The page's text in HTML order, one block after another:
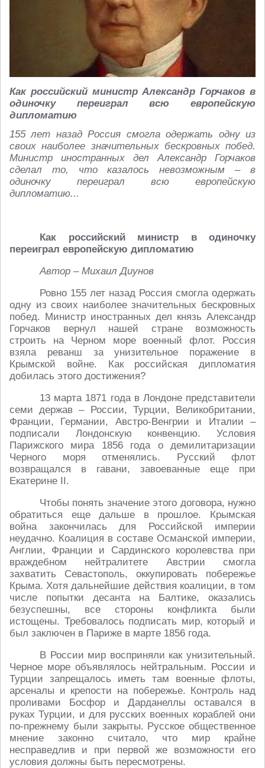
Как российский министр Александр Горчаков в
одиночку переиграл всю европейскую
дипломатию
155 лет назад Россия смогла одержать одну из
своих наиболее значительных бескровных побед.
Министр иностранных дел Александр Горчаков
сделал то, что казалось невозможным – в
одиночку переиграл всю европейскую
дипломатию...
Как российский министр в одиночку
переиграл европейскую дипломатию
Автор – Михаил Диунов
Ровно 155 лет назад Россия смогла одержать
одну из своих наиболее значительных бескровных
побед. Министр иностранных дел князь Александр
Горчаков вернул нашей стране возможность
строить на Черном море военный флот. Россия
взяла реванш за унизительное поражение в
Крымской войне. Как российская дипломатия
добилась этого достижения?
13 марта 1871 года в Лондоне представители
семи держав – России, Турции, Великобритании,
Франции, Германии, Австро-Венгрии и Италии –
подписали Лондонскую конвенцию. Условия
Парижского мира 1856 года о демилитаризации
Черного моря отменялись. Русский флот
возвращался в гавани, завоеванные еще при
Екатерине II.
Чтобы понять значение этого договора, нужно
обратиться еще дальше в прошлое. Крымская
война закончилась для Российской империи
неудачно. Коалиция в составе Османской империи,
Англии, Франции и Сардинского королевства при
враждебном нейтралитете Австрии смогла
захватить Севастополь, оккупировать побережье
Крыма. Хотя дальнейшие действия коалиции, в том
числе попытки десанта на Балтике, оказались
безуспешны, все стороны конфликта были
истощены. Требовалось подписать мир, который и
был заключен в Париже в марте 1856 года.
В России мир восприняли как унизительный.
Черное море объявлялось нейтральным. России и
Турции запрещалось иметь там военные флоты,
арсеналы и крепости на побережье. Контроль над
проливами Босфор и Дарданеллы оставался в
руках Турции, и для русских военных кораблей они
по-прежнему были закрыты. Русское общественное
мнение законно считало, что мир крайне
несправедлив и при первой же возможности его
условия должны быть пересмотрены.